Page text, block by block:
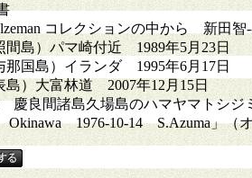
コレクションの中から 新田智
島）パマ崎付近 1989年5月23日
国島）イランダ 1995年6月17日
）大富林道 2007年12月15日
慶良間諸島久場島のハマヤマトシジ
1976-10-14 S.Azuma」（